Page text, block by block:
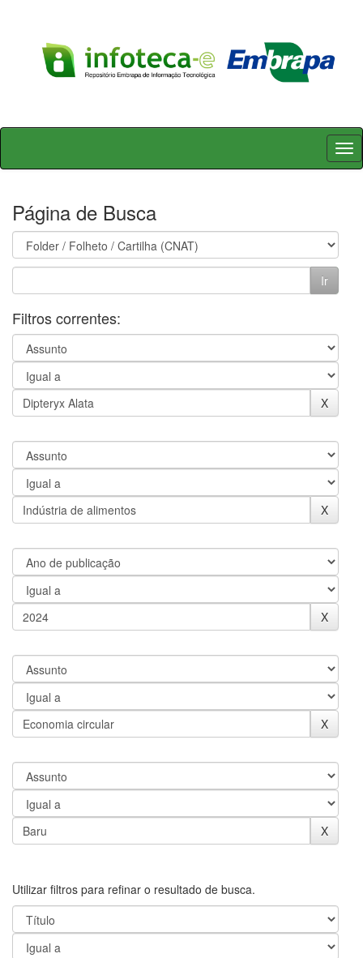
Skip
Página de Busca
Filtros correntes:
Utilizar filtros para refinar o resultado de busca.